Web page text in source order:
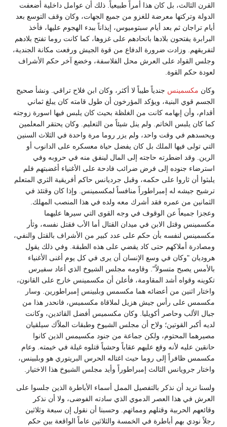
القرن الثالث، بل كان هذا أمراً طبيعياً. ذلك أن عوامل داخلية أضعفت
الدولة وتركتها معرضة للغزو من جميع الجهات، وكان وقف التوسع بعد
أيام تراجان ثم بعد أيام سبتوميوس، إيذاناً ببدء الهجوم عليها، فأخذ
البرابرة يفتحون بلادها باتحادهم على غزوها، كما كانت روما تفتح بلادهم
لتفريقهم. وزادت ضرورة الدفاع من قوة الجيش ورفعت مكانة الجندية،
وجلس القواد على العرش محل الفلاسفة، وخضع آخر حكم الأشراف
لعودة حكم القوة.
وكان مكسمينس جندياً طيباً لا أكثر، وكان ابن فلاح تراقي. ونشأ صحيح
الجسم قوي البنية، ويؤكد المؤرخون أن طول قامته كان يبلغ ثماني
أقدام، وأن إبهامه كانت من الغلظة بحيث كان يلبس فيها اسورة زوجته
كما كان يلبس الخاتم. ولم ينل شيئاً من التعليم. وكان يحتقر المعلمين
ويحسدهم في وقت واحد، ولم يزر روما مرة واحدة في الثلاث السنين
التي تولى فيها الملك بل كان يفضل حياة معسكره على الدانوب أو
الرين. وقد اضطرته حاجته إلى المال لينفق منه في حروبه وفي
استرضاء جنوده إلى فرض ضرائب فادحة على الأغنياء أغضبتهم فلم
يلبثوا أن ثاروا على حكمه، وقبل جرديانس حاكم أفريقية الثري المتعلم
ترشيح جيشه له إمبراطوراً منافساً لمكسمينس. وإذا كان وقتئذ في
الثمانين من عمره فقد أشرك معه ولده في هذا المنصب المهلك.
وعجزا جميعاً عن الوقوف في وجه القوى التي سيرها عليهما
مكسمينس وقتل الابن في ميدان القتال أما الأب فقتل نفسه، وثأر
مكسمينس لنفسه بأن حكم على عدد كبير من الأشراف بالقتل والنفي،
ومصادرة أملاكهم حتى كاد يقضي على هذه الطبقة. وفي ذلك يقول
هروديان "وكان في وسع الإنسان أن يرى في كل يوم أغنى الأغنياء
بالأمس يصبح متسولاً". وقاومه مجلس الشيوخ الذي أعاد سفيرس
تكوينه وقواه أشد المقاومة، فأعلن أن مكسمينس خارج على القانون،
واختار اثنين من أعضائه هما مكسمس وبلبينس إمبراطورين. وسار
مكسمس على رأس جيش هزيل لملاقاة مكسميس، فانحدر هذا من
جبال الألب وحاصر أكويليا. وكان مكسميس أفضل القائدين، وكانت
لديه أكبر القوتين؛ ولاح أن مجلس الشيوخ وطبقات الملاّك سيلقيان
مصيرهما المحتوم، ولكن جماعة من جنود مكسيمس الذين كانوا
حانقين عليه لأنه وقع عليهم عقاباً وحشياً قتلوه غيلة في خيمته. وعام
مكسمس ظافراً إلى روما حيث اغتاله الحرس البريتوري هو وبلبينس،
واختار جرويانس الثالث إمبراطوراً وأيد مجلس الشيوخ هذا الاختيار.
ولسنا نريد أن نذكر بالتفصيل الممل أسماء الأباطرة الذين جلسوا على
العرش في هذا العصر الدموي الذي سادته الفوضى، ولا أن نذكر
وقائعهم الحربية وقتلهم ومماتهم. وحسبنا أن نقول إن سبعة وثلاثين
رجلاً نودي بهم أباطرة في الخمسة والثلاثين عاماً الواقعة بين حكم